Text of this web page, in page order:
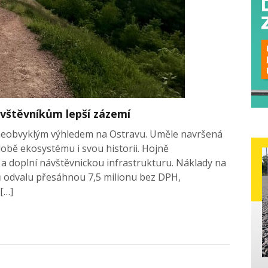
lepší zázemí
výhledem na Ostravu. Uměle navršená
ekosystému i svou historii. Hojně
doplní návštěvnickou infrastrukturu. Náklady na
přesáhnou 7,5 milionu bez DPH,